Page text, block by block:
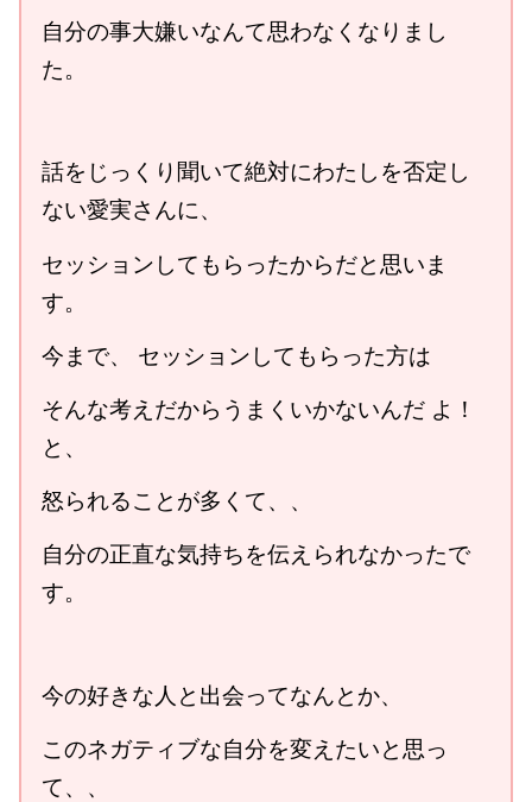
自分の事大嫌いなんて思わなくなりまし
た。
話をじっくり聞いて絶対にわたしを否定し
ない愛実さんに、
セッションしてもらったからだと思いま
す。
今まで、 セッションしてもらった方は
そんな考えだからうまくいかないんだ よ！
と、
怒られることが多くて、、
自分の正直な気持ちを伝えられなかったで
す。
今の好きな人と出会ってなんとか、
このネガティブな自分を変えたいと思っ
て、、